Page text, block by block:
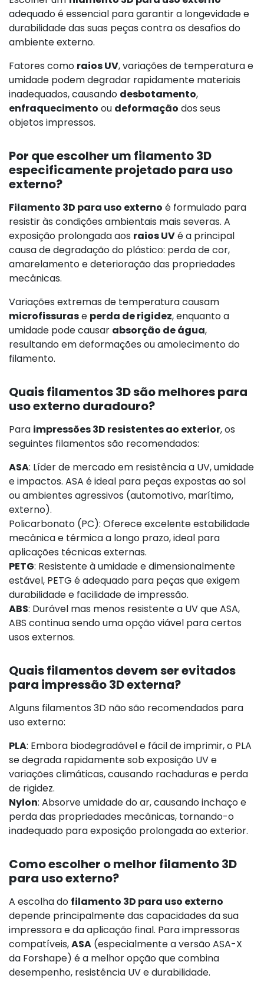
adequado é essencial para garantir a longevidade e
durabilidade das suas peças contra os desafios do
ambiente externo.
Fatores como raios UV, variações de temperatura e
umidade podem degradar rapidamente materiais
inadequados, causando desbotamento,
enfraquecimento ou deformação dos seus
objetos impressos.
Por que escolher um filamento 3D
especificamente projetado para uso
externo?
Filamento 3D para uso externo é formulado para
resistir às condições ambientais mais severas. A
exposição prolongada aos raios UVé a principal
causa de degradação do plástico: perda de cor,
amarelamento e deterioração das propriedades
mecânicas.
Variações extremas de temperatura causam
microfissurase perda de rigidez, enquanto a
umidade pode causar absorção de água,
resultando em deformações ou amolecimento do
filamento.
Quais filamentos 3D são melhores para
uso externo duradouro?
Para impressões 3D resistentes ao exterior, os
seguintes filamentos são recomendados:
ASA: Líder de mercado em resistência a UV, umidade
e impactos. ASA é ideal para peças expostas ao sol
ou ambientes agressivos (automotivo, marítimo,
externo).
Policarbonato (PC): Oferece excelente estabilidade
mecânica e térmica a longo prazo, ideal para
aplicações técnicas externas.
PETG: Resistente à umidade e dimensionalmente
estável, PETG é adequado para peças que exigem
durabilidade e facilidade de impressão.
ABS: Durável mas menos resistente a UV que ASA,
ABS continua sendo uma opção viável para certos
usos externos.
Quais filamentos devem ser evitados
para impressão 3D externa?
Alguns filamentos 3D não são recomendados para
uso externo:
PLA: Embora biodegradável e fácil de imprimir, o PLA
se degrada rapidamente sob exposição UV e
variações climáticas, causando rachaduras e perda
de rigidez.
Nylon: Absorve umidade do ar, causando inchaço e
perda das propriedades mecânicas, tornando-o
inadequado para exposição prolongada ao exterior.
Como escolher o melhor filamento 3D
para uso externo?
A escolha do filamento 3D para uso externo
depende principalmente das capacidades da sua
impressora e da aplicação final. Para impressoras
compatíveis,ASA (especialmente a versão ASA-X
da Forshape) é a melhor opção que combina
desempenho, resistência UV e durabilidade.